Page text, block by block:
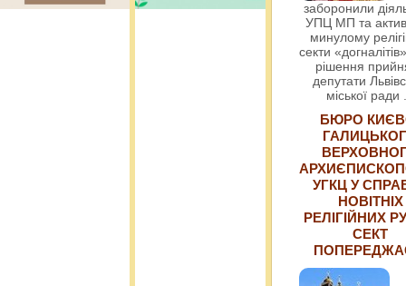
заборонили
УПЦ МП та
минулому
секти
рішення
депутати
міської ради
БЮРО
УГКЦ У
НОВІТНІХ
РЕЛІГІЙНИХ
СЕКТ